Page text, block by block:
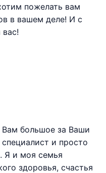
пожелать вам
в вашем деле! И с
большое за Ваши
и просто
Я и моя семья
здоровья, счастья